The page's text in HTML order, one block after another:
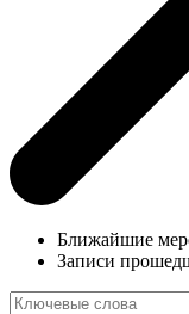
Ближайшие
Записи